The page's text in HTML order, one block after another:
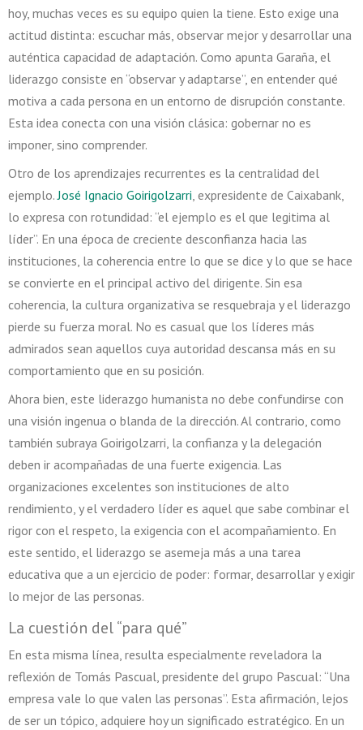
hoy, muchas veces es su equipo quien la tiene. Esto exige una
actitud distinta: escuchar más, observar mejor y desarrollar una
auténtica capacidad de adaptación. Como apunta Garaña, el
liderazgo consiste en “observar y adaptarse”, en entender qué
motiva a cada persona en un entorno de disrupción constante.
Esta idea conecta con una visión clásica: gobernar no es
imponer, sino comprender.
Otro de los aprendizajes recurrentes es la centralidad del
ejemplo.José Ignacio Goirigolzarri , expresidente de Caixabank,
lo expresa con rotundidad: “el ejemplo es el que legitima al
líder”. En una época de creciente desconfianza hacia las
instituciones, la coherencia entre lo que se dice y lo que se hace
se convierte en el principal activo del dirigente. Sin esa
coherencia, la cultura organizativa se resquebraja y el liderazgo
pierde su fuerza moral. No es casual que los líderes más
admirados sean aquellos cuya autoridad descansa más en su
comportamiento que en su posición.
Ahora bien, este liderazgo humanista no debe confundirse con
una visión ingenua o blanda de la dirección. Al contrario, como
también subraya Goirigolzarri, la confianza y la delegación
deben ir acompañadas de una fuerte exigencia. Las
organizaciones excelentes son instituciones de alto
rendimiento, y el verdadero líder es aquel que sabe combinar el
rigor con el respeto, la exigencia con el acompañamiento. En
este sentido, el liderazgo se asemeja más a una tarea
educativa que a un ejercicio de poder: formar, desarrollar y exigir
lo mejor de las personas.
La cuestión del “para qué”
En esta misma línea, resulta especialmente reveladora la
reflexión de Tomás Pascual, presidente del grupo Pascual: “Una
empresa vale lo que valen las personas”. Esta afirmación, lejos
de ser un tópico, adquiere hoy un significado estratégico. En un